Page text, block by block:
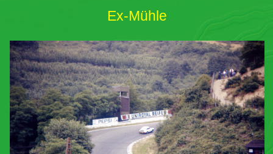
Ex-Mühle